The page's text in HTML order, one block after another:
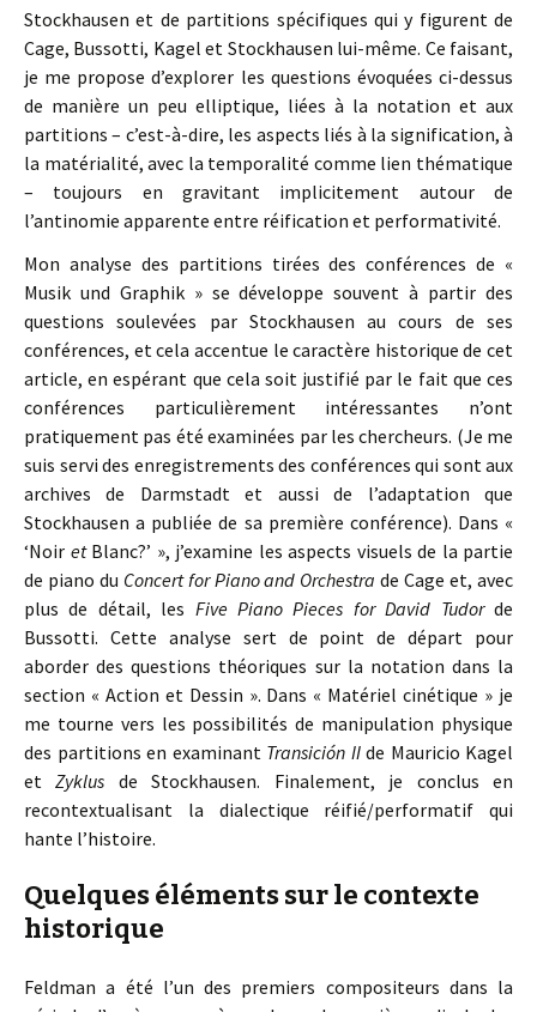
Stockhausen et de partitions spécifiques qui y figurent de
Cage, Bussotti, Kagel et Stockhausen lui-même. Ce faisant,
je me propose d’explorer les questions évoquées ci-dessus
de manière un peu elliptique, liées à la notation et aux
partitions – c’est-à-dire, les aspects liés à la signification, à
la matérialité, avec la temporalité comme lien thématique
– toujours en gravitant implicitement autour de
l’antinomie apparente entre réification et performativité.
Mon analyse des partitions tirées des conférences de «
Musik und Graphik » se développe souvent à partir des
questions soulevées par Stockhausen au cours de ses
conférences, et cela accentue le caractère historique de cet
article, en espérant que cela soit justifié par le fait que ces
conférences particulièrement intéressantes n’ont
pratiquement pas été examinées par les chercheurs. (Je me
suis servi des enregistrements des conférences qui sont aux
archives de Darmstadt et aussi de l’adaptation que
Stockhausen a publiée de sa première conférence). Dans «
‘Noir etBlanc?’ », j’examine les aspects visuels de la partie
de piano du Concert for Piano and Orchestra de Cage et, avec
plus de détail, les Five Piano Pieces for David Tudorde
Bussotti. Cette analyse sert de point de départ pour
aborder des questions théoriques sur la notation dans la
section « Action et Dessin ». Dans « Matériel cinétique » je
me tourne vers les possibilités de manipulation physique
des partitions en examinant Transición IIde Mauricio Kagel
etZyklus de Stockhausen. Finalement, je conclus en
recontextualisant la dialectique réifié/performatif qui
hante l’histoire.
Quelques éléments sur le contexte
historique
Feldman a été l’un des premiers compositeurs dans la